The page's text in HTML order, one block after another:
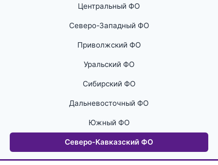
Центральный ФО
Северо-Западный ФО
Приволжский ФО
Уральский ФО
Сибирский ФО
Дальневосточный ФО
Южный ФО
Северо-Кавказский ФО